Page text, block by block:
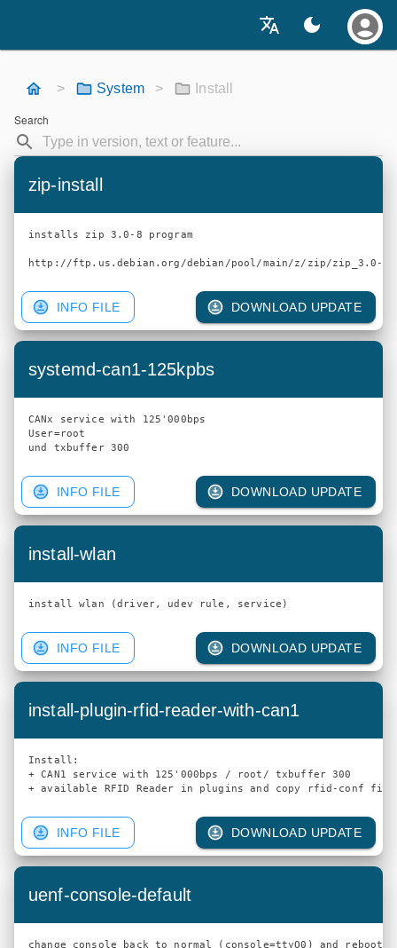
> System > Install
Search
zip-install
installs zip 3.0-8 program
INFO FILE DOWNLOAD UPDATE
systemd-can1-125kpbs
CANx service with 125'000bps
User=root
INFO FILE DOWNLOAD UPDATE
install-wlan
INFO FILE DOWNLOAD UPDATE
install-plugin-rfid-reader-with-can1
Install:
+ CAN1 service with 125'000bps / root/ txbuffer 300
+ available RFID Reader in plugins and copy rfid-conf file
INFO FILE DOWNLOAD UPDATE
uenf-console-default